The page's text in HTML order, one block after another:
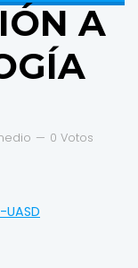
A
— 0 Votos
UASD